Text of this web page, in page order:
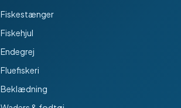
Fiskestænger
Fiskehjul
Endegrej
Fluefiskeri
Beklædning